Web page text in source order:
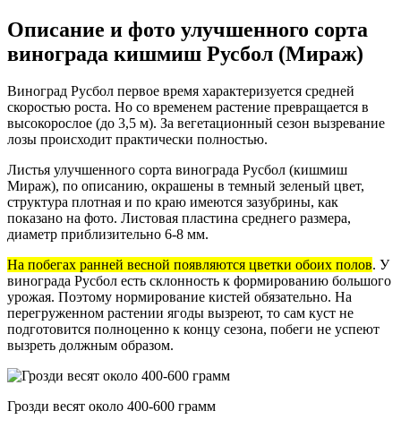
Описание и фото улучшенного сорта
винограда кишмиш Русбол (Мираж)
Виноград Русбол первое время характеризуется средней
скоростью роста. Но со временем растение превращается в
высокорослое (до 3,5 м). За вегетационный сезон вызревание
лозы происходит практически полностью.
Листья улучшенного сорта винограда Русбол (кишмиш
Мираж), по описанию, окрашены в темный зеленый цвет,
структура плотная и по краю имеются зазубрины, как
показано на фото. Листовая пластина среднего размера,
диаметр приблизительно 6-8 мм.
На побегах ранней весной появляются цветки обоих полов. У
винограда Русбол есть склонность к формированию большого
урожая. Поэтому нормирование кистей обязательно. На
перегруженном растении ягоды вызреют, то сам куст не
подготовится полноценно к концу сезона, побеги не успеют
вызреть должным образом.
Грозди весят около 400-600 грамм